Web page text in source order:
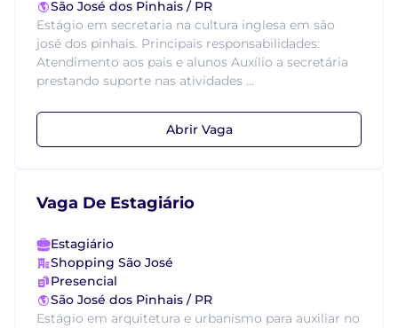
São José dos Pinhais / PR
Estágio em secretaria na cultura inglesa em são
josé dos pinhais. Principais responsabilidades:
Atendimento aos pais e alunos Auxílio a secretária
prestando suporte nas atividades ...
Abrir Vaga
Vaga De Estagiário
Estagiário
Shopping São José
Presencial
São José dos Pinhais / PR
Estágio em arquitetura e urbanismo para auxiliar no